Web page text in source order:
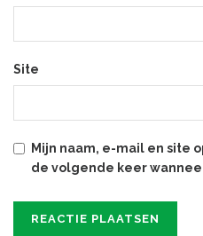
Site
Mijn naam, e-mail en site
de volgende keer